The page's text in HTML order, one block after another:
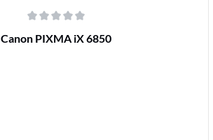
von 0 von 5 Sternen
Canon PIXMA iX 6850